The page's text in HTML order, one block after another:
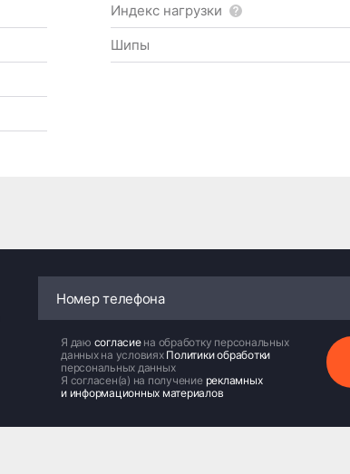
Индекс нагрузки
Шипы
Я даю согласие на обработку персональных
данных на условиях Политики обработки
персональных данных
Я согласен(а) на получение рекламных
и информационных материалов